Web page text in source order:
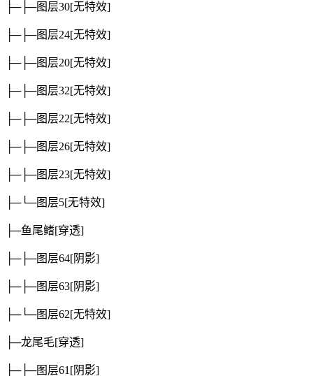
├─├─图层30[无特效]
├─├─图层24[无特效]
├─├─图层20[无特效]
├─├─图层32[无特效]
├─├─图层22[无特效]
├─├─图层26[无特效]
├─├─图层23[无特效]
├─└─图层5[无特效]
├─鱼尾鳍[穿透]
├─├─图层64[阴影]
├─├─图层63[阴影]
├─└─图层62[无特效]
├─龙尾毛[穿透]
├─├─图层61 [阴影]